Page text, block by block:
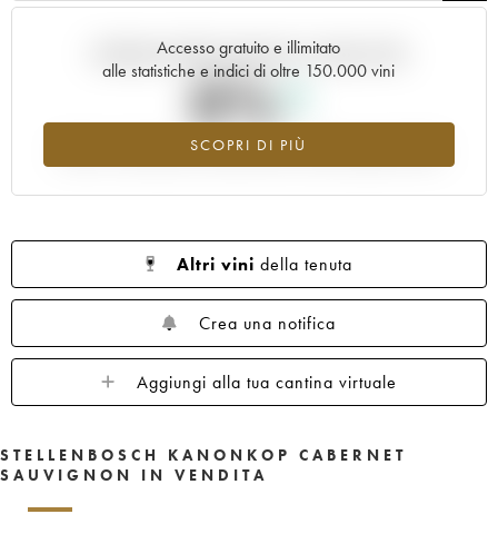
Accesso gratuito e illimitato
alle statistiche e indici di oltre 150.000 vini
SCOPRI DI PIÙ
Andamento della quotazione in tempo reale
0%
Valore in aumento per l'annata 2000 nel 2026 rispetto al 2025
Altri vini della tenuta
Crea una notifica
Aggiungi alla tua cantina virtuale
STELLENBOSCH KANONKOP CABERNET
SAUVIGNON IN VENDITA